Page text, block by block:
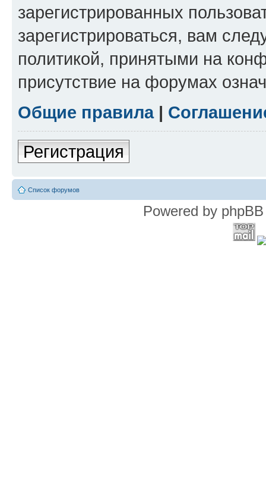
зарегистрированных
зарегистрироваться, вам
политикой, принятыми на
присутствие на форумах
Общие правила|
Регистрация
Список форумов
Powered by